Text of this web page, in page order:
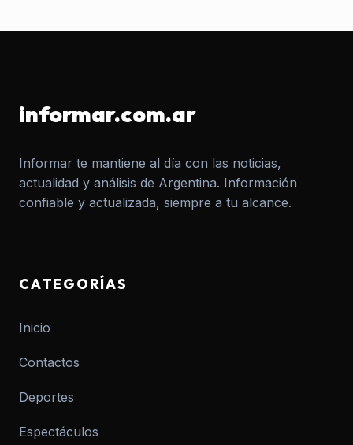
informar.com.ar
Informar te mantiene al día con las noticias,
actualidad y análisis de Argentina. Información
confiable y actualizada, siempre a tu alcance.
CATEGORÍAS
Inicio
Contactos
Deportes
Espectáculos